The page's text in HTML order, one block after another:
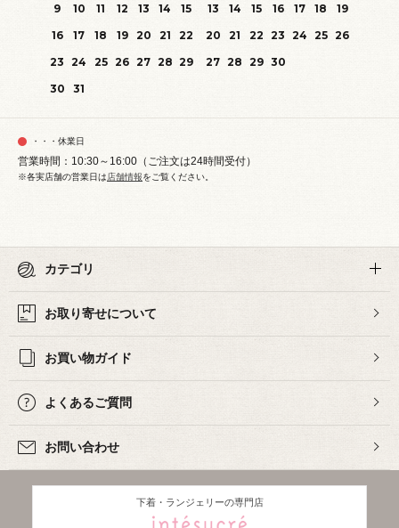
9
10 11 12 13 14
15
16
17 18 19 20 21
22
23 24 25 26 27 28 29
30
31
13
14 15 16 17 18
19
20
21 22 23 24 25 26
27 28 29 30
・・・休業日
営業時間：10:30～16:00（ご注文は24時間受付）
※各実店舗の営業日は店舗情報をご覧ください。
カテゴリ
お取り寄せについて
お買い物ガイド
よくあるご質問
お問い合わせ
下着・ランジェリーの専門店